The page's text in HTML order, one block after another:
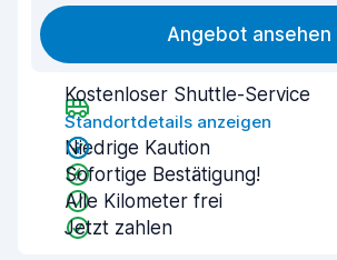
Angebot ansehen
Kostenloser Shuttle-Service
Standortdetails anzeigen
Niedrige Kaution
Sofortige Bestätigung!
Alle Kilometer frei
Jetzt zahlen